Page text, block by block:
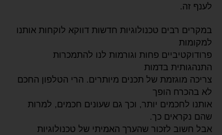
לענף זה.
במקרים רבים טכנולוגיות חדשות דווקא לוקחות אותנו
למקומות
פרודוקטיביים פחות וגורמות לנו להתמכרות
התנהגותית בדמות
צריכה מוגזמת של תכנים מיותרים. הרי הטלפון החכם
לא בהכרח הופך
אותנו לחכמים יותר, וכך גם שעונים חכמים, למרות
שהם נקראים כך.
אבל חשוב לזכור שהערך האמיתי של טכנולוגיות